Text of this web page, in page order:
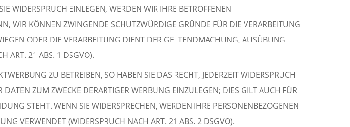
WIDERSPRUCH EINLEGEN, WERDEN WIR IHRE BETROFFENEN
WIR KÖNNEN ZWINGENDE SCHUTZWÜRDIGE GRÜNDE FÜR DIE VERARBEITUNG
ODER DIE VERARBEITUNG DIENT DER GELTENDMACHUNG, AUSÜBUNG
ART. 21 ABS. 1 DSGVO).
ZU BETREIBEN, SO HABEN SIE DAS RECHT, JEDERZEIT WIDERSPRUCH
ZUM ZWECKE DERARTIGER WERBUNG EINZULEGEN; DIES GILT AUCH FÜR
STEHT. WENN SIE WIDERSPRECHEN, WERDEN IHRE PERSONENBEZOGENEN
VERWENDET (WIDERSPRUCH NACH ART. 21 ABS. 2 DSGVO).